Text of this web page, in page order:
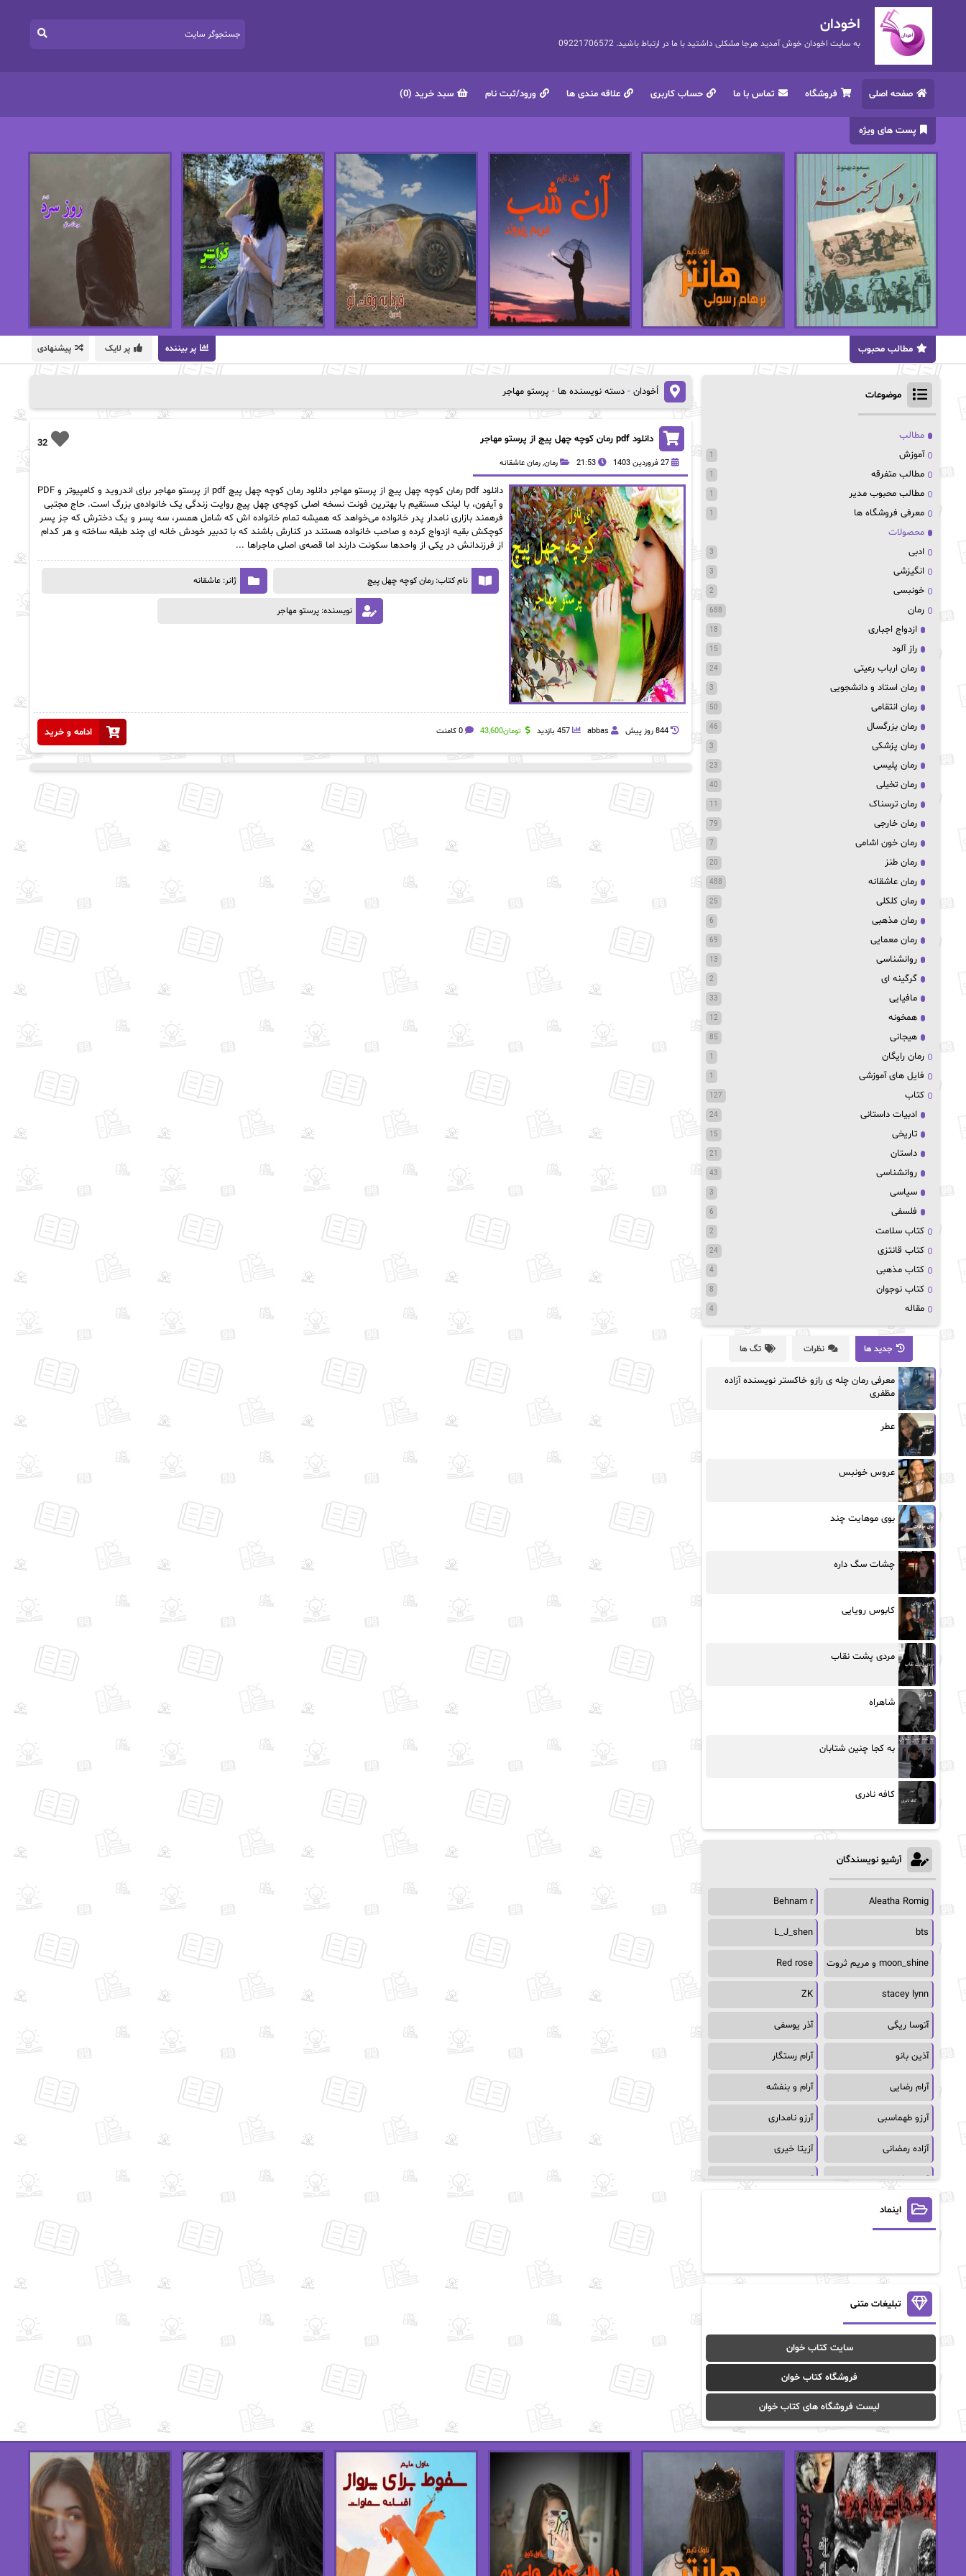
اخودان
به سایت اخودان خوش آمدید هرجا مشکلی داشتید با ما در ارتباط باشید. 09221706572
صفحه اصلی فروشگاه تماس با ما حساب کاربری علاقه مندی ها ورود/ثبت نام سبد خرید (0)
پست های ویژه
پر بیننده پر لایک پیشنهادی مطالب محبوب
اُخودان - دسته نویسنده ها - پرستو مهاجر
32 دانلود pdf رمان کوچه چهل پیچ از پرستو مهاجر
27 فروردین 1403 21:53 رمان, رمان عاشقانه
دانلود pdf رمان کوچه چهل پیچ از پرستو مهاجر دانلود رمان کوچه چهل پیچ pdf از پرستو مهاجر برای اندروید و کامپیوتر و PDF
و آیفون، با لینک مستقیم با بهترین فونت نسخه اصلی کوچه‌ی چهل پیچ روایت زندگی یک خانواده‌ی بزرگ است. حاج مجتبی
فرهمند بازاری نامدار پدر خانواده می‌خواهد که همیشه تمام خانواده اش که شامل همسر، سه پسر و یک دخترش که جز پسر
کوچکش بقیه ازدواج کرده و صاحب خانواده هستند در کنارش باشند که با تدبیر خودش خانه ای چند طبقه ساخته و هر کدام
از فرزندانش در یکی از واحدها سکونت دارند اما قصه‌ی اصلی ماجراها ...
نام کتاب: رمان کوچه چهل پیچ ژانر: عاشقانه
نویسنده: پرستو مهاجر
ادامه و خرید 844 روز پيش abbas 457 بازدید تومان43,600 0 کامنت
موضوعات
مطالب
آموزش
1
مطالب متفرقه 1
مطالب محبوب مدیر 1
معرفی فروشگاه ها 1
محصولات
ادبی
3
انگیزشی 3
خونبسی 2
رمان 688
ازدواج اجباری 18
راز آلود 15
رمان ارباب رعیتی 24
رمان استاد و دانشجویی 3
رمان انتقامی 50
رمان بزرگسال 46
رمان پزشکی 3
رمان پلیسی 23
رمان تخیلی 40
رمان ترسناک 11
رمان خارجی 79
رمان خون اشامی 7
رمان طنز 20
رمان عاشقانه 488
رمان کلکلی 25
رمان مذهبی 6
رمان معمایی 69
روانشناسی 13
گرگینه ای 2
مافیایی 33
همخونه 12
هیجانی 85
رمان رایگان 1
فایل های آموزشی 1
کتاب 127
ادبیات داستانی 24
تاریخی 15
داستان 21
روانشناسی 43
سیاسی 3
فلسفی 6
کتاب سلامت 2
کتاب قانتزی 24
کتاب مذهبی 4
کتاب نوجوان 8
مقاله 4
جدید ها نظرات تگ ها
معرفی رمان چله ی رازو خاکستر نویسنده آزاده
مظفری
عطر
عروس خونبس
بوی موهایت چند
چشات سگ داره
کابوس رویایی
مردی پشت نقاب
شاهراه
به کجا چنین شتابان
کافه نادری
آرشیو نویسندگان
Aleatha Romig
Behnam r
bts
L_J_shen
moon_shine و مریم ثروت Red rose
stacey lynn
ZK
آتوسا ریگی آذر یوسفی
آذین بانو آرام رستگار
آرام رضایی آرام و بنفشه
آرزو طهماسبی آرزو نامداری
آزاده رمضانی آزیتا خیری
آسمان64 آسمان۶۵
آسیه احمدی
آن ماری سلینکو آنا تاد
آنالیا
آوا موسوی آیدا (Aixi)
آیدا باقری آیسان صادقی
ا_اصغر زاده ا_اصغرزاده
اریک مورگنشترن از نیلوفر لاری
استفانی مهیر استل مسکم
اسما کافی اصغر زاده
افسانه سماوات اکرم محمدی
ال جی اسمیت الف صاد
اینماد
تبلیغات متنی
سایت کتاب خوان
فروشگاه کتاب خوان
لیست فروشگاه های کتاب خوان